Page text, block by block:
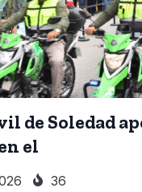
de Soledad
el
36